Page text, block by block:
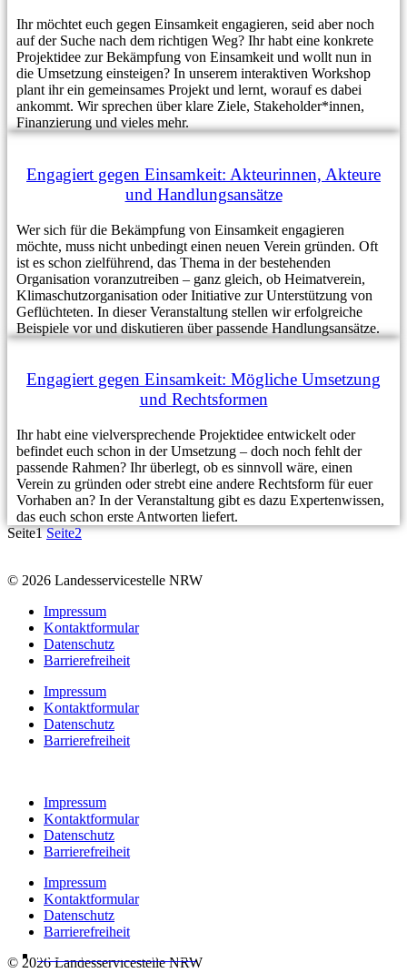
MEHR INFORMATIONEN
MEHR INFORMATIONEN
MEHR INFORMATIONEN
Ihr möchtet euch gegen Einsamkeit engagieren, seid aber noch
auf der Suche nach dem richtigen Weg? Ihr habt eine konkrete
Projektidee zur Bekämpfung von Einsamkeit und wollt nun in
die Umsetzung einsteigen? In unserem interaktiven Workshop
plant ihr ein gemeinsames Projekt und lernt, worauf es dabei
ankommt. Wir sprechen über klare Ziele, Stakeholder*innen,
Finanzierung und vieles mehr.
MEHR INFORMATIONEN
Engagiert gegen Einsamkeit: Akteurinnen, Akteure
und Handlungsansätze
Wer sich für die Bekämpfung von Einsamkeit engagieren
möchte, muss nicht unbedingt einen neuen Verein gründen. Oft
ist es schon zielführend, das Thema in der bestehenden
Organisation voranzutreiben – ganz gleich, ob Heimatverein,
Klimaschutzorganisation oder Initiative zur Unterstützung von
Geflüchteten. In dieser Veranstaltung stellen wir erfolgreiche
Beispiele vor und diskutieren über passende Handlungsansätze.
MEHR INFORMATIONEN
Engagiert gegen Einsamkeit: Mögliche Umsetzung
und Rechtsformen
Ihr habt eine vielversprechende Projektidee entwickelt oder
befindet euch schon in der Umsetzung – doch noch fehlt der
passende Rahmen? Ihr überlegt, ob es sinnvoll wäre, einen
Verein zu gründen oder strebt eine andere Rechtsform für euer
Vorhaben an? In der Veranstaltung gibt es dazu Expertenwissen,
das euch schon erste Antworten liefert.
MEHR INFORMATIONEN
Seite1 Seite2
© 2026 Landesservicestelle NRW
Impressum
Kontaktformular
Datenschutz
Barrierefreiheit
Impressum
Kontaktformular
Datenschutz
Barrierefreiheit
Impressum
Kontaktformular
Datenschutz
Barrierefreiheit
Impressum
Kontaktformular
Datenschutz
Barrierefreiheit
© 2026 Landesservicestelle NRW